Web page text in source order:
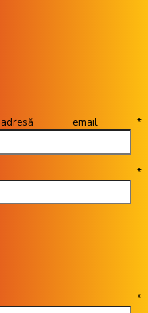
email *
*
*